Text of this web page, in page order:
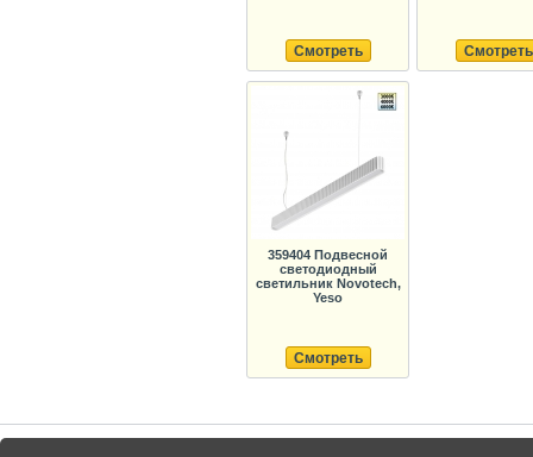
Смотреть Смотреть
359404 Подвесной
светодиодный
светильник Novotech,
Yeso
Смотреть